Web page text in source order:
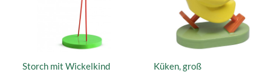
Storch mit Wickelkind
Küken, groß